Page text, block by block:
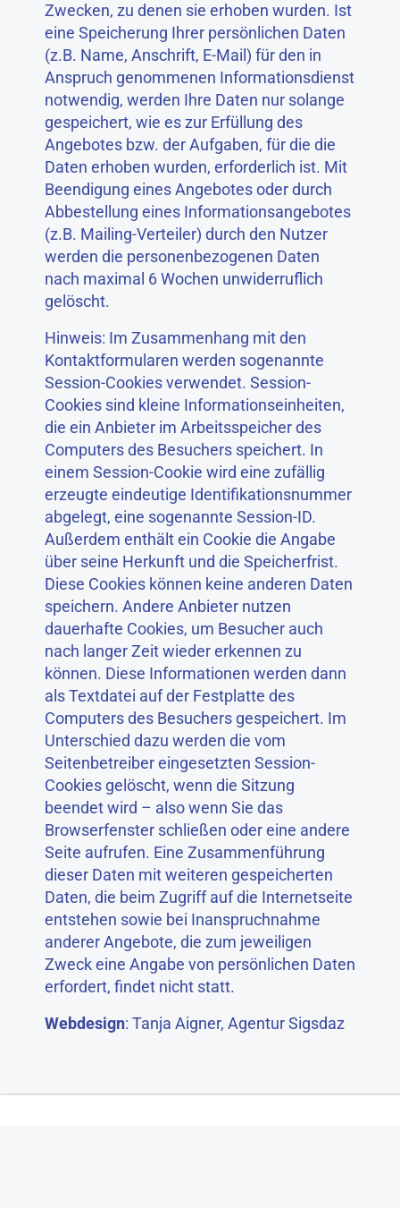
Zwecken, zu denen sie erhoben wurden. Ist
eine Speicherung Ihrer persönlichen Daten
(z.B. Name, Anschrift, E-Mail) für den in
Anspruch genommenen Informationsdienst
notwendig, werden Ihre Daten nur solange
gespeichert, wie es zur Erfüllung des
Angebotes bzw. der Aufgaben, für die die
Daten erhoben wurden, erforderlich ist. Mit
Beendigung eines Angebotes oder durch
Abbestellung eines Informationsangebotes
(z.B. Mailing-Verteiler) durch den Nutzer
werden die personenbezogenen Daten
nach maximal 6 Wochen unwiderruflich
gelöscht.
Hinweis: Im Zusammenhang mit den
Kontaktformularen werden sogenannte
Session-Cookies verwendet. Session-
Cookies sind kleine Informationseinheiten,
die ein Anbieter im Arbeitsspeicher des
Computers des Besuchers speichert. In
einem Session-Cookie wird eine zufällig
erzeugte eindeutige Identifikationsnummer
abgelegt, eine sogenannte Session-ID.
Außerdem enthält ein Cookie die Angabe
über seine Herkunft und die Speicherfrist.
Diese Cookies können keine anderen Daten
speichern. Andere Anbieter nutzen
dauerhafte Cookies, um Besucher auch
nach langer Zeit wieder erkennen zu
können. Diese Informationen werden dann
als Textdatei auf der Festplatte des
Computers des Besuchers gespeichert. Im
Unterschied dazu werden die vom
Seitenbetreiber eingesetzten Session-
Cookies gelöscht, wenn die Sitzung
beendet wird – also wenn Sie das
Browserfenster schließen oder eine andere
Seite aufrufen. Eine Zusammenführung
dieser Daten mit weiteren gespeicherten
Daten, die beim Zugriff auf die Internetseite
entstehen sowie bei Inanspruchnahme
anderer Angebote, die zum jeweiligen
Zweck eine Angabe von persönlichen Daten
erfordert, findet nicht statt.
Webdesign: Tanja Aigner, Agentur Sigsdaz